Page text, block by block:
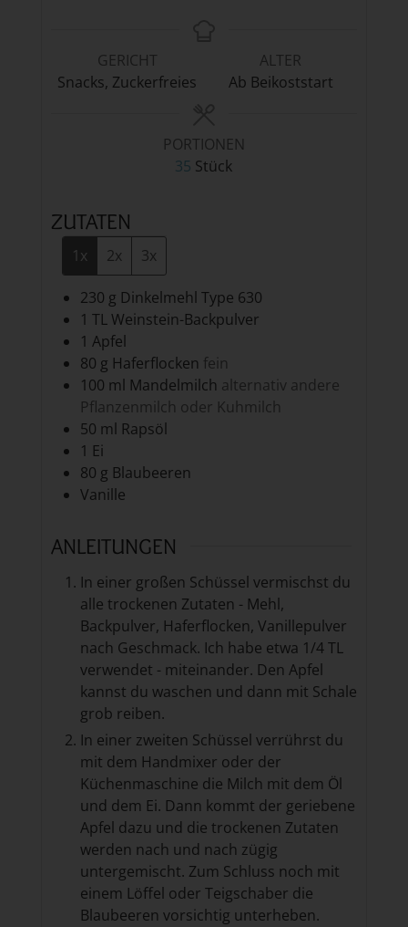
GERICHT
Snacks, Zuckerfreies
ALTER
Ab Beikoststart
PORTIONEN
35 Stück
ZUTATEN
1x 2x 3x
230 g Dinkelmehl Type 630
1 TLWeinstein-Backpulver
1 Apfel
80 g Haferflocken fein
100 ml Mandelmilch alternativ andere
Pflanzenmilch oder Kuhmilch
50 ml Rapsöl
1 Ei
80 g Blaubeeren
Vanille
ANLEITUNGEN
In einer großen Schüssel vermischst du
alle trockenen Zutaten - Mehl,
Backpulver, Haferflocken, Vanillepulver
nach Geschmack. Ich habe etwa 1/4 TL
verwendet - miteinander. Den Apfel
kannst du waschen und dann mit Schale
grob reiben.
In einer zweiten Schüssel verrührst du
mit dem Handmixer oder der
Küchenmaschine die Milch mit dem Öl
und dem Ei. Dann kommt der geriebene
Apfel dazu und die trockenen Zutaten
werden nach und nach zügig
untergemischt. Zum Schluss noch mit
einem Löffel oder Teigschaber die
Blaubeeren vorsichtig unterheben.